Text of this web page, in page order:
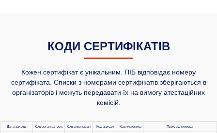
КОДИ СЕРТИФІКАТІВ
Кожен сертифікат є унікальним. ПІБ відповідає номеру
сертифіката. Списки з номерами сертифікатів зберігаються в
організаторів і можуть передавати їх на вимогу атестаційних
комісій.
Дата заходу Код організатора Код виконавця Код заходу Код учасника Приклад номера